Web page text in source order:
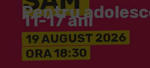
Pentru
11-17 ani
19 AUGUST 2026
ORA 18:30